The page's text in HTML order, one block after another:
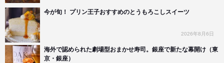
今が旬！ プリン王子おすすめのとうもろこしスイーツ
2026年8月6日
海外で認められた劇場型おまかせ寿司。銀座で新たな幕開け（東
京・銀座）